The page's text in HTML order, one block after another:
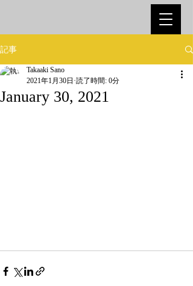
記事
January 30, 2021
Takaaki Sano
2021年1月30日 読了時間: 0分